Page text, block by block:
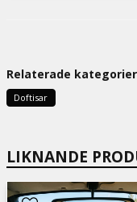
LIKNANDE
Relaterade kategorier
Doftisar